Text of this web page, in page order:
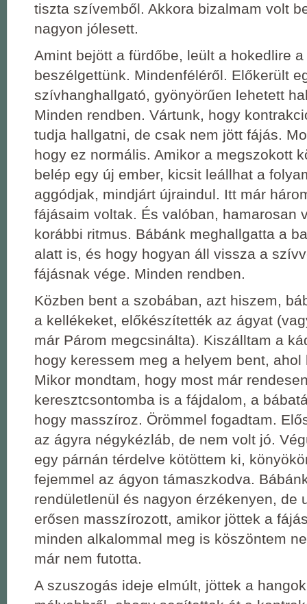
tiszta szívemből. Akkora bizalmam volt
nagyon jólesett.
Amint bejött a fürdőbe, leült a hokedlire
beszélgettünk. Mindenféléről. Előkerült
szívhanghallgató, gyönyörűen lehetett
Minden rendben. Vártunk, hogy
tudja hallgatni, de csak nem jött fájás.
hogy ez normális. Amikor a megszokott
belép egy új ember, kicsit leállhat a
aggódjak, mindjárt újraindul. Itt már
fájásaim voltak. És valóban, hamarosan
korábbi ritmus. Bábánk meghallgatta a
alatt is, és hogy hogyan áll vissza a
fájásnak vége. Minden rendben.
Közben bent a szobában, azt hiszem,
a kellékeket, előkészítették az ágyat
már Párom megcsinálta). Kiszálltam a
hogy keressem meg a helyem bent, ahol
Mikor mondtam, hogy most már
keresztcsontomba is a fájdalom, a
hogy masszíroz. Örömmel fogadtam.
az ágyra négykézláb, de nem volt jó.
egy párnán térdelve kötöttem ki,
fejemmel az ágyon támaszkodva.
rendületlenül és nagyon érzékenyen, de
erősen masszírozott, amikor jöttek a
minden alkalommal meg is köszöntem
már nem futotta.
A szuszogás ideje elmúlt, jöttek a